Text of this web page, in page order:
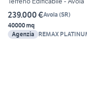
239.000 €Avola (SR)
40000 mq
Agenzia
REMAX